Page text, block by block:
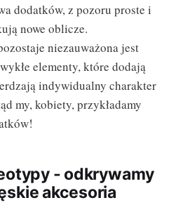
dodatków, z pozoru proste i
nowe oblicze.
niezauważona jest
elementy, które dodają
indywidualny charakter
my, kobiety, przykładamy
- odkrywamy
akcesoria